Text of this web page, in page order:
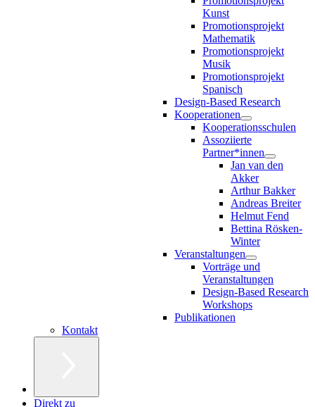
Kunst
Promotionsprojekt
Mathematik
Promotionsprojekt
Musik
Promotionsprojekt
Spanisch
Design-Based Research
Kooperationen
Kooperationsschulen
Assoziierte
Partner*innen
Jan van den
Akker
Arthur Bakker
Andreas Breiter
Helmut Fend
Bettina Rösken-
Winter
Veranstaltungen
Vorträge und
Veranstaltungen
Design-Based Research
Workshops
Publikationen
Kontakt
Direkt zu